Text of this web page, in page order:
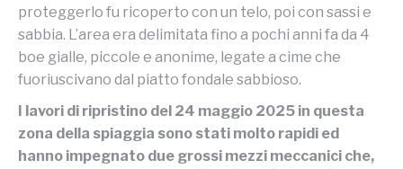
proteggerlo fu ricoperto con un telo, poi con sassi e
sabbia. L’area era delimitata fino a pochi anni fa da 4
boe gialle, piccole e anonime, legate a cime che
fuoriuscivano dal piatto fondale sabbioso.
I lavori di ripristino del 24 maggio 2025 in questa
zona della spiaggia sono stati molto rapidi ed
hanno impegnato due grossi mezzi meccanici che,